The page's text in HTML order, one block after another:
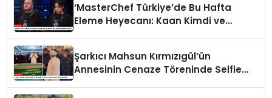
‘MasterChef Türkiye’de Bu Hafta
Eleme Heyecanı: Kaan Kimdi ve
Şarkıcı Mahsun Kırmızıgül’ün
Annesinin Cenaze Töreninde Selfie